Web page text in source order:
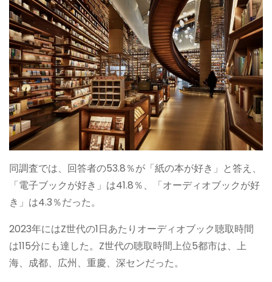
同調査では、回答者の53.8％が「紙の本が好き」と答え、
「電子ブックが好き」は41.8％、「オーディオブックが好
き」は4.3％だった。
2023年にはZ世代の1日あたりオーディオブック聴取時間
は115分にも達した。Z世代の聴取時間上位5都市は、上
海、成都、広州、重慶、深センだった。